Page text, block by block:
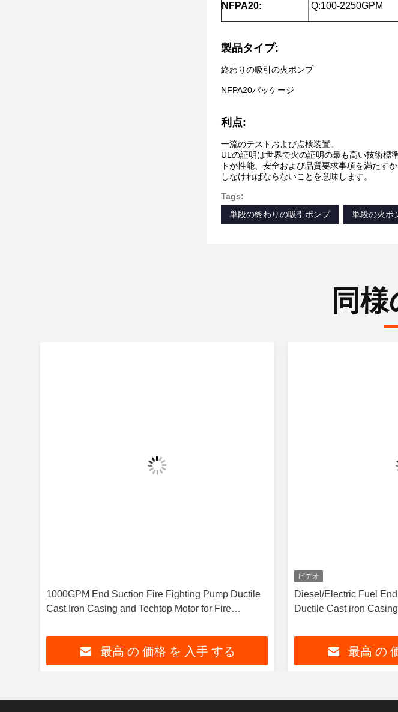
NFPA20: Q:100-2250GPM
製品タイプ:
終わりの吸引の火ポンプ
NFPA20パッケージ
利点:
一流のテストおよび点検装置。
ULの証明は世界で火の証明の最も高い技術標
トが性能、安全および品質要求事項を満たす
しなければならないことを意味します。
Tags:
単段の終わりの吸引ポンプ
単段の火ポ
同
1000GPM End Suction Fire Fighting Pump Ductile
Cast Iron Casing and Techtop Motor for Fire
最高 の 価格 を 入手 する
ビデオ
Diesel/Electric Fuel
Ductile Cast iron
最高 の